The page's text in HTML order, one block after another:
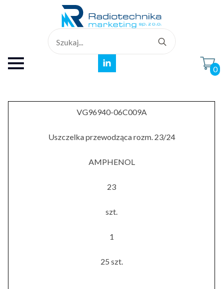
for:
0
VG96940-06C009A
Uszczelka przewodząca rozm. 23/24
AMPHENOL
23
szt.
1
25 szt.